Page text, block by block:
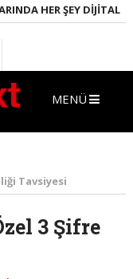
HER ŞEY DIJITAL
MENÜ
Tavsiyesi
3 Şifre